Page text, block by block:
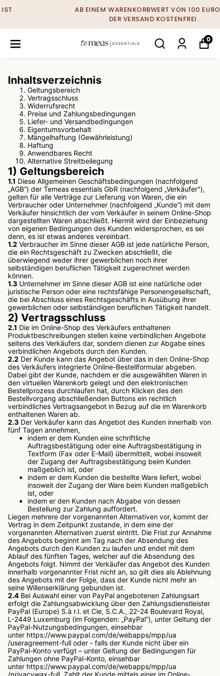
AB EINEM WARENKORBWERT VON 100 EURO IST
DER VERSAND KOSTENFREI.
0
Inhaltsverzeichnis
Geltungsbereich
Vertragsschluss
Widerrufsrecht
Preise und Zahlungsbedingungen
Liefer- und Versandbedingungen
Eigentumsvorbehalt
Mängelhaftung (Gewährleistung)
Haftung
Anwendbares Recht
Alternative Streitbeilegung
1) Geltungsbereich
1.1 Diese Allgemeinen Geschäftsbedingungen (nachfolgend
„AGB“) der Temeas essentials GbR (nachfolgend „Verkäufer"),
gelten für alle Verträge zur Lieferung von Waren, die ein
Verbraucher oder Unternehmer (nachfolgend „Kunde“) mit dem
Verkäufer hinsichtlich der vom Verkäufer in seinem Online-Shop
dargestellten Waren abschließt. Hiermit wird der Einbeziehung
von eigenen Bedingungen des Kunden widersprochen, es sei
denn, es ist etwas anderes vereinbart.
1.2 Verbraucher im Sinne dieser AGB ist jede natürliche Person,
die ein Rechtsgeschäft zu Zwecken abschließt, die
überwiegend weder ihrer gewerblichen noch ihrer
selbständigen beruflichen Tätigkeit zugerechnet werden
können.
1.3 Unternehmer im Sinne dieser AGB ist eine natürliche oder
juristische Person oder eine rechtsfähige Personengesellschaft,
die bei Abschluss eines Rechtsgeschäfts in Ausübung ihrer
gewerblichen oder selbständigen beruflichen Tätigkeit handelt.
2) Vertragsschluss
2.1 Die im Online-Shop des Verkäufers enthaltenen
Produktbeschreibungen stellen keine verbindlichen Angebote
seitens des Verkäufers dar, sondern dienen zur Abgabe eines
verbindlichen Angebots durch den Kunden.
2.2 Der Kunde kann das Angebot über das in den Online-Shop
des Verkäufers integrierte Online-Bestellformular abgeben.
Dabei gibt der Kunde, nachdem er die ausgewählten Waren in
den virtuellen Warenkorb gelegt und den elektronischen
Bestellprozess durchlaufen hat, durch Klicken des den
Bestellvorgang abschließenden Buttons ein rechtlich
verbindliches Vertragsangebot in Bezug auf die im Warenkorb
enthaltenen Waren ab.
2.3 Der Verkäufer kann das Angebot des Kunden innerhalb von
fünf Tagen annehmen,
indem er dem Kunden eine schriftliche
Auftragsbestätigung oder eine Auftragsbestätigung in
Textform (Fax oder E-Mail) übermittelt, wobei insoweit
der Zugang der Auftragsbestätigung beim Kunden
maßgeblich ist, oder
indem er dem Kunden die bestellte Ware liefert, wobei
insoweit der Zugang der Ware beim Kunden maßgeblich
ist, oder
indem er den Kunden nach Abgabe von dessen
Bestellung zur Zahlung auffordert.
Liegen mehrere der vorgenannten Alternativen vor, kommt der
Vertrag in dem Zeitpunkt zustande, in dem eine der
vorgenannten Alternativen zuerst eintritt. Die Frist zur Annahme
des Angebots beginnt am Tag nach der Absendung des
Angebots durch den Kunden zu laufen und endet mit dem
Ablauf des fünften Tages, welcher auf die Absendung des
Angebots folgt. Nimmt der Verkäufer das Angebot des Kunden
innerhalb vorgenannter Frist nicht an, so gilt dies als Ablehnung
des Angebots mit der Folge, dass der Kunde nicht mehr an
seine Willenserklärung gebunden ist.
2.4 Bei Auswahl einer von PayPal angebotenen Zahlungsart
erfolgt die Zahlungsabwicklung über den Zahlungsdienstleister
PayPal (Europe) S.à r.l. et Cie, S.C.A., 22-24 Boulevard Royal,
L-2449 Luxemburg (im Folgenden: „PayPal“), unter Geltung der
PayPal-Nutzungsbedingungen, einsehbar
unter https://www.paypal.com/de/webapps/mpp/ua
/useragreement-full oder - falls der Kunde nicht über ein
PayPal-Konto verfügt – unter Geltung der Bedingungen für
Zahlungen ohne PayPal-Konto, einsehbar
unter https://www.paypal.com/de/webapps/mpp/ua
/privacywax-full. Zahlt der Kunde mittels einer im Online-